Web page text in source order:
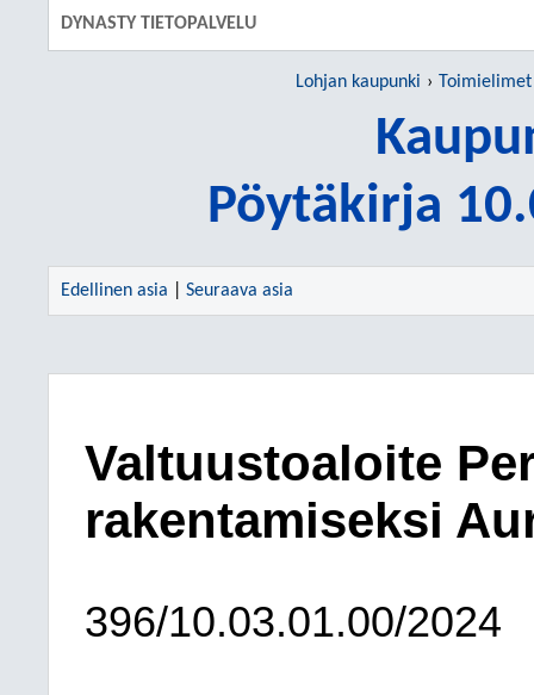
DYNASTY TIETOPALVELU
Lohjan kaupunki Toimielimet
Pöytäkirja
Edellinen asia Seuraava asia
Valtuustoaloite
rakentamiseksi
396/10.03.01.00/2024